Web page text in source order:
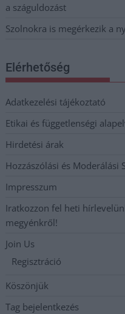
a száguldozást
Szolnokra is megérkezik a
Elérhetőség
Adatkezelési tájékoztató
Etikai és függetlenségi
Hirdetési árak
Hozzászólási és Moderálási
Impresszum
Iratkozzon fel heti
megyénkről!
Join Us
Regisztráció
Köszönjük
Tag bejelentkezés